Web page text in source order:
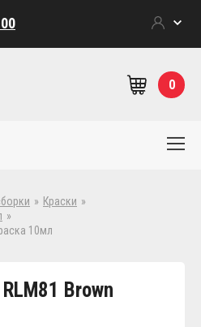
0
» Краски »
»
10мл
Brown